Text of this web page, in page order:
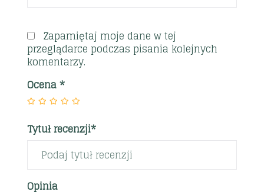
Zapamiętaj moje dane w tej
przeglądarce podczas pisania kolejnych
komentarzy.
Ocena*
Tytuł recenzji*
Opinia